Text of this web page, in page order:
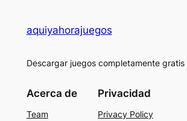
aquiyahorajuegos
Descargar juegos completamente gratis
Acerca de
Team
Privacidad
Privacy Policy